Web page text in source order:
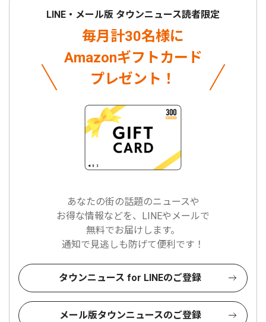
LINE・メール版 タウンニュース読者限定
毎月計30名様に
Amazonギフトカード
プレゼント！
あなたの街の話題のニュースや
お得な情報などを、LINEやメールで
無料でお届けします。
通知で見逃しも防げて便利です！
タウンニュース for LINEのご登録
メール版タウンニュースのご登録